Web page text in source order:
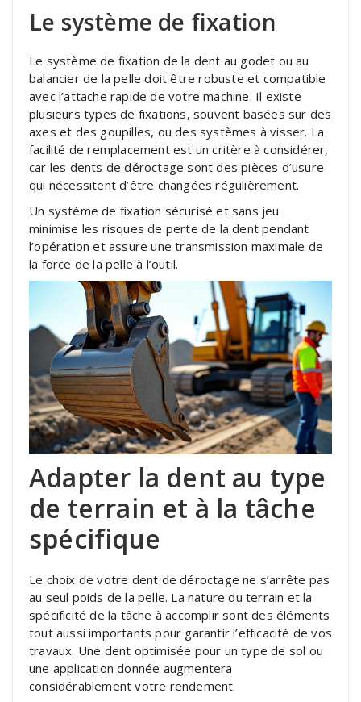
Le système de fixation
Le système de fixation de la dent au godet ou au
balancier de la pelle doit être robuste et compatible
avec l’attache rapide de votre machine. Il existe
plusieurs types de fixations, souvent basées sur des
axes et des goupilles, ou des systèmes à visser. La
facilité de remplacement est un critère à considérer,
car les dents de déroctage sont des pièces d’usure
qui nécessitent d’être changées régulièrement.
Un système de fixation sécurisé et sans jeu
minimise les risques de perte de la dent pendant
l’opération et assure une transmission maximale de
la force de la pelle à l’outil.
Adapter la dent au type
de terrain et à la tâche
spécifique
Le choix de votre dent de déroctage ne s’arrête pas
au seul poids de la pelle. La nature du terrain et la
spécificité de la tâche à accomplir sont des éléments
tout aussi importants pour garantir l’efficacité de vos
travaux. Une dent optimisée pour un type de sol ou
une application donnée augmentera
considérablement votre rendement.